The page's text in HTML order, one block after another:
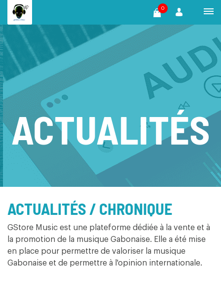
0
ACTUALITÉS
ACTUALITÉS / CHRONIQUE
GStore Music est une plateforme dédiée à la vente et à
la promotion de la musique Gabonaise. Elle a été mise
en place pour permettre de valoriser la musique
Gabonaise et de permettre à l'opinion internationale.